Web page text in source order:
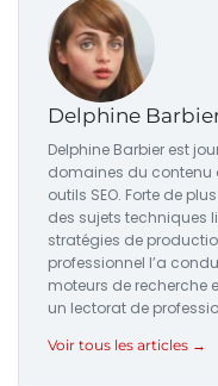
Delphine
Delphine Barbier est
domaines du contenu
outils SEO. Forte de
des sujets techniques
stratégies de
professionnel l’a
moteurs de recherche
un lectorat de
Voir tous les articles →